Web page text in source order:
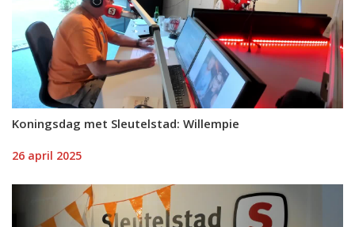
Koningsdag met Sleutelstad: Willempie
26 april 2025